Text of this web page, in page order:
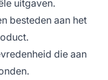
uitgaven.
besteden aan het
die aan